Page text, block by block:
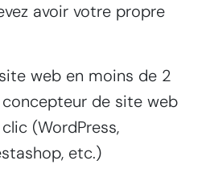
avoir votre propre
web en moins de 2
de site web
(WordPress,
etc.)